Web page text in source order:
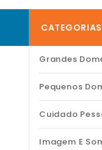
CATEGORIAS
Grandes
Pequenos
Cuidado
Imagem E